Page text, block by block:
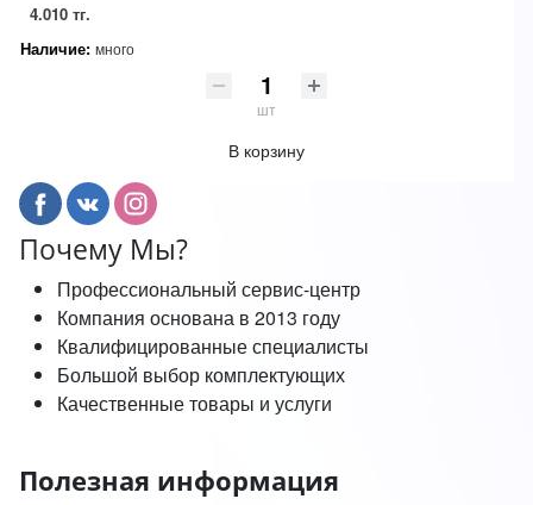
4.010 тг.
Наличие: много
шт
В корзину
Почему Мы?
Профессиональный сервис-центр
Компания основана в 2013 году
Квалифицированные специалисты
Большой выбор комплектующих
Качественные товары и услуги
Полезная информация